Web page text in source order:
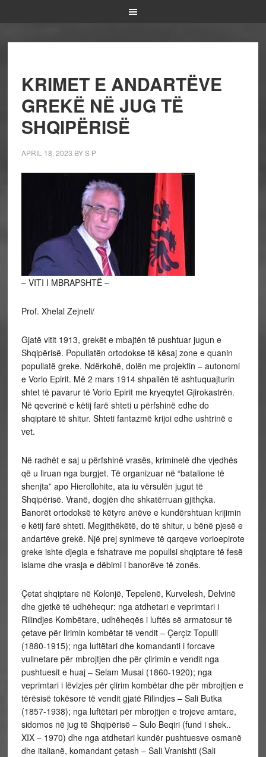
KRIMET E ANDARTËVE
GREKË NË JUG TË
SHQIPËRISË
APRIL 18, 2023 BYS P
– VITI I MBRAPSHTË –
Prof. Xhelal Zejneli/
Gjatë vitit 1913, grekët e mbajtën të pushtuar jugun e
Shqipërisë. Popullatën ortodokse të kësaj zone e quanin
popullatë greke. Ndërkohë, dolën me projektin – autonomi
e Vorio Epirit. Më 2 mars 1914 shpallën të ashtuquajturin
shtet të pavarur të Vorio Epirit me kryeqytet Gjirokastrën.
Në qeverinë e këtij farë shteti u përfshinë edhe do
shqiptarë të shitur. Shteti fantazmë krijoi edhe ushtrinë e
vet.
Në radhët e saj u përfshinë vrasës, kriminelë dhe vjedhës
që u liruan nga burgjet. Të organizuar në “batalione të
shenjta” apo Hierollohite, ata iu vërsulën jugut të
Shqipërisë. Vranë, dogjën dhe shkatërruan gjithçka.
Banorët ortodoksë të këtyre anëve e kundërshtuan krijimin
e këtij farë shteti. Megjithëkëtë, do të shitur, u bënë pjesë e
andartëve grekë. Një prej synimeve të qarqeve vorioepirote
greke ishte djegia e fshatrave me popullsi shqiptare të fesë
islame dhe vrasja e dëbimi i banorëve të zonës.
Çetat shqiptare në Kolonjë, Tepelenë, Kurvelesh, Delvinë
dhe gjetkë të udhëhequr: nga atdhetari e veprimtari i
Rilindjes Kombëtare, udhëheqës i luftës së armatosur të
çetave për lirimin kombëtar të vendit – Çerçiz Topulli
(1880-1915); nga luftëtari dhe komandanti i forcave
vullnetare për mbrojtjen dhe për çlirimin e vendit nga
pushtuesit e huaj – Selam Musai (1860-1920); nga
veprimtari i lëvizjes për çlirim kombëtar dhe për mbrojtjen e
tërësisë tokësore të vendit gjatë Rilindjes – Sali Butka
(1857-1938); nga luftëtari për mbrojtjen e trojeve amtare,
sidomos në jug të Shqipërisë – Sulo Beqiri (fund i shek..
XIX – 1970) dhe nga atdhetari kundër pushtuesve osmanë
dhe italianë, komandant çetash – Sali Vranishti (Sali